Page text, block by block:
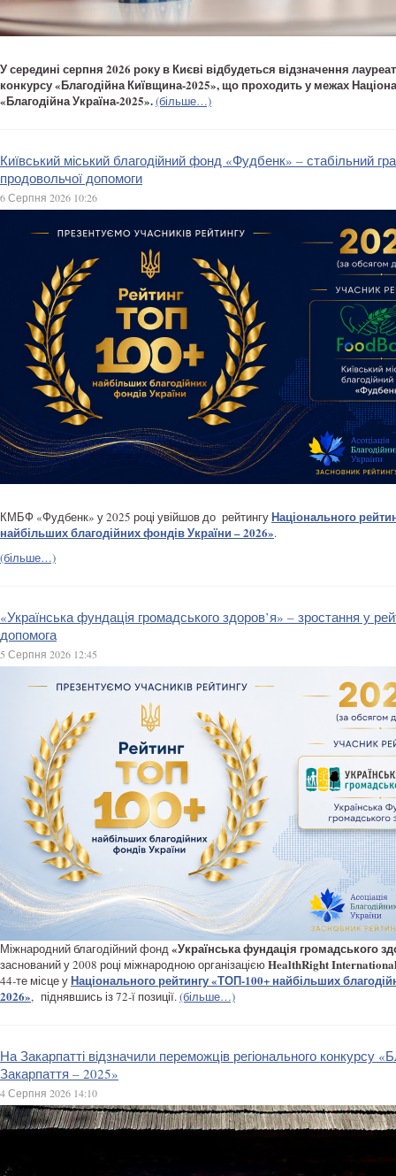
У середині серпня 2026 року в Києві відбудеться відзначення
конкурсу «Благодійна Київщина-2025», що проходить у межах
«Благодійна Україна-2025».(більше…)
Київський міський благодійний фонд «Фудбенк» – стабільний
продовольчої допомоги
6 Серпня 2026 10:26
КМБФ «Фудбенк» у 2025 році увійшов до рейтингуНаціонального
найбільших благодійних фондів України – 2026».
(більше…)
«Українська фундація громадського здоров’я» – зростання у
допомога
5 Серпня 2026 12:45
Міжнародний благодійний фонд«Українська фундація громадського
заснований у 2008 році міжнародною організацієюHealthRight
44‑те місце уНаціонального рейтингу «ТОП-100+ найбільших
2026», піднявшись із 72‑ї позиції.(більше…)
На Закарпатті відзначили переможців регіонального конкурсу
Закарпаття – 2025»
4 Серпня 2026 14:10